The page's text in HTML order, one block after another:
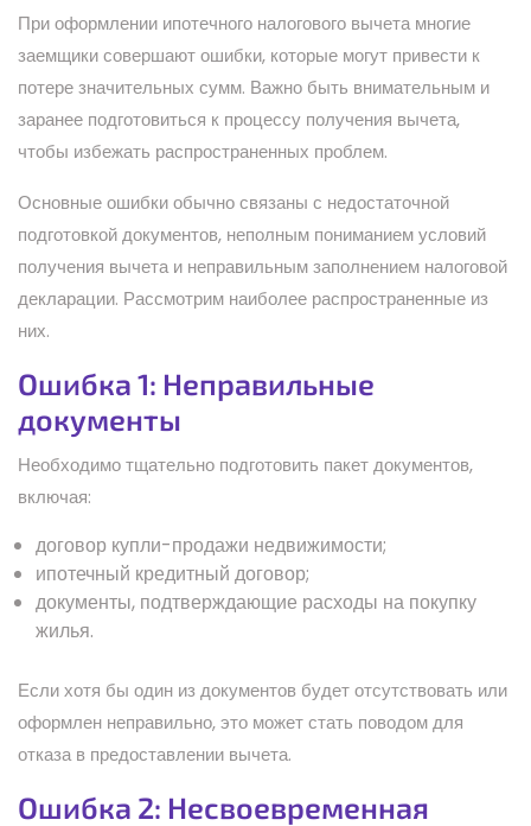
При оформлении ипотечного налогового вычета многие
заемщики совершают ошибки, которые могут привести к
потере значительных сумм. Важно быть внимательным и
заранее подготовиться к процессу получения вычета,
чтобы избежать распространенных проблем.
Основные ошибки обычно связаны с недостаточной
подготовкой документов, неполным пониманием условий
получения вычета и неправильным заполнением налоговой
декларации. Рассмотрим наиболее распространенные из
них.
Ошибка 1: Неправильные
документы
Необходимо тщательно подготовить пакет документов,
включая:
договор купли-продажи недвижимости;
ипотечный кредитный договор;
документы, подтверждающие расходы на покупку
жилья.
Если хотя бы один из документов будет отсутствовать или
оформлен неправильно, это может стать поводом для
отказа в предоставлении вычета.
Ошибка 2: Несвоевременная